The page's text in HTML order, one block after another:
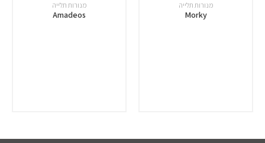
מנורות תלייה
Morky
מנורות תלייה
Amadeos